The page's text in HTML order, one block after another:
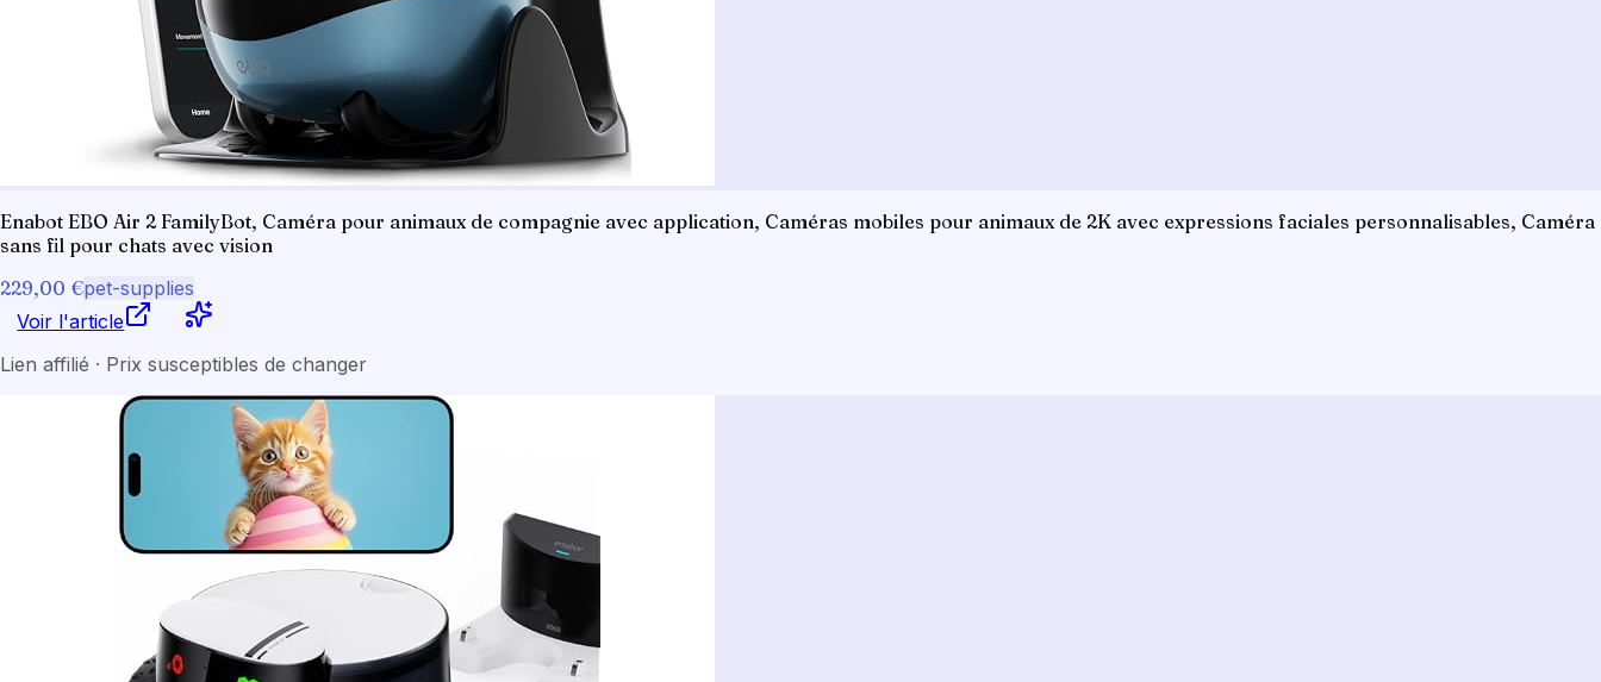
Enabot EBO Air 2 FamilyBot, Caméra pour animaux de compagnie avec application, Caméras mobiles pour animaux de 2K avec expressions faciales personnalisables, Caméra
sans fil pour chats avec vision
229,00 €pet-supplies
Voir l'article
Lien affilié · Prix susceptibles de changer